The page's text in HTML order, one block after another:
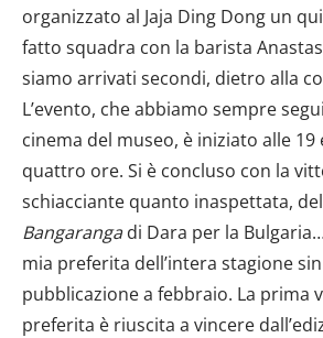
organizzato al Jaja Ding Dong un
fatto squadra con la barista
siamo arrivati secondi, dietro alla
L’evento, che abbiamo sempre
cinema del museo, è iniziato alle
quattro ore. Si è concluso con la
schiacciante quanto inaspettata,
Bangarangadi Dara per la
mia preferita dell’intera stagione
pubblicazione a febbraio. La prima
preferita è riuscita a vincere